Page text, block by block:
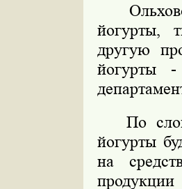
йогурты,
другую
йогурты
По
йогурты
на